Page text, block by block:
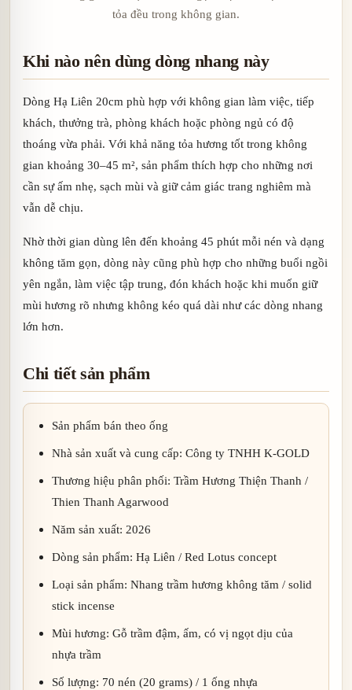
tỏa đều trong không gian.
Khi nào nên dùng dòng nhang này
Dòng Hạ Liên 20cm phù hợp với không gian làm việc, tiếp
khách, thưởng trà, phòng khách hoặc phòng ngủ có độ
thoáng vừa phải. Với khả năng tỏa hương tốt trong không
gian khoảng 30–45 m², sản phẩm thích hợp cho những nơi
cần sự ấm nhẹ, sạch mùi và giữ cảm giác trang nghiêm mà
vẫn dễ chịu.
Nhờ thời gian dùng lên đến khoảng 45 phút mỗi nén và dạng
không tăm gọn, dòng này cũng phù hợp cho những buổi ngồi
yên ngắn, làm việc tập trung, đón khách hoặc khi muốn giữ
mùi hương rõ nhưng không kéo quá dài như các dòng nhang
lớn hơn.
Chi tiết sản phẩm
Sản phẩm bán theo ống
Nhà sản xuất và cung cấp: Công ty TNHH K-GOLD
Thương hiệu phân phối: Trầm Hương Thiện Thanh /
Thien Thanh Agarwood
Năm sản xuất: 2026
Dòng sản phẩm: Hạ Liên / Red Lotus concept
Loại sản phẩm: Nhang trầm hương không tăm / solid
stick incense
Mùi hương: Gỗ trầm đậm, ấm, có vị ngọt dịu của
nhựa trầm
Số lượng: 70 nén (20 grams) / 1 ống nhựa